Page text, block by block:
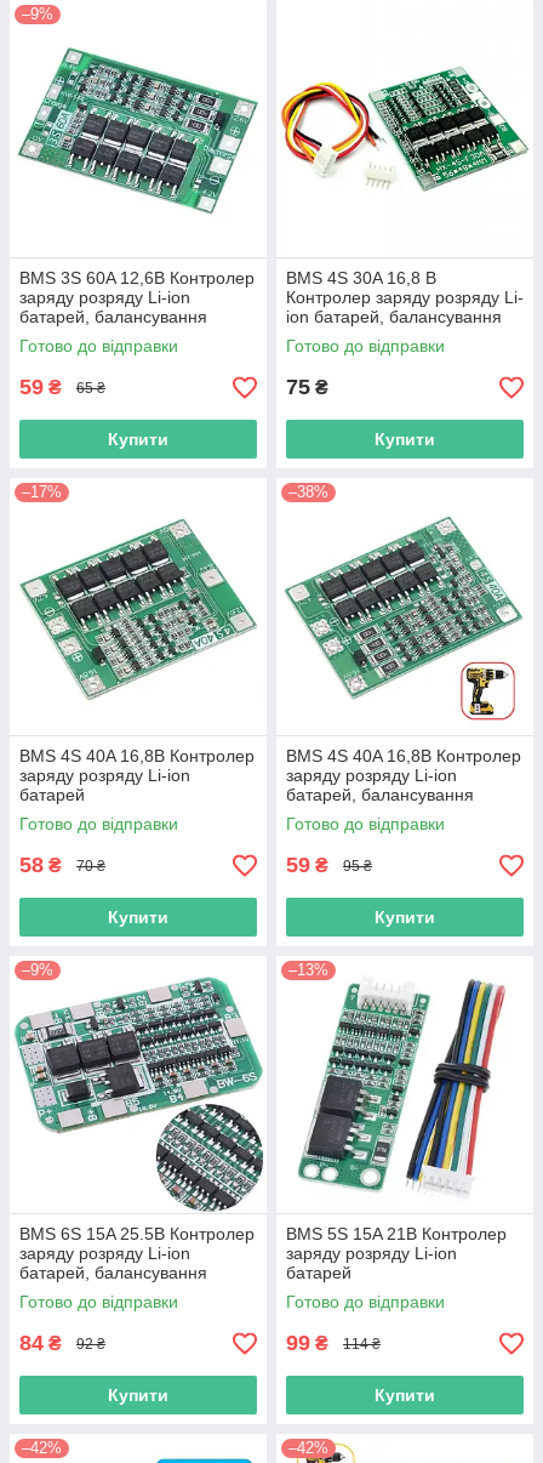
–9%
BMS 3S 60A 12,6В Контролер
заряду розряду Li-ion
батарей, балансування
Готово до відправки
59 ₴ 65 ₴
Купити
BMS 4S 30A 16,8 В
Контролер заряду розряду Li-
ion батарей, балансування
Готово до відправки
75 ₴
Купити
–17%
BMS 4S 40A 16,8В Контролер
заряду розряду Li-ion
батарей
Готово до відправки
58 ₴ 70 ₴
Купити
–38%
BMS 4S 40A 16,8В Контролер
заряду розряду Li-ion
батарей, балансування
Готово до відправки
59 ₴ 95 ₴
Купити
–9%
BMS 6S 15A 25.5В Контролер
заряду розряду Li-ion
батарей, балансування
Готово до відправки
84 ₴ 92 ₴
Купити
–13%
BMS 5S 15A 21В Контролер
заряду розряду Li-ion
батарей
Готово до відправки
99 ₴ 114 ₴
Купити
–42% –42%